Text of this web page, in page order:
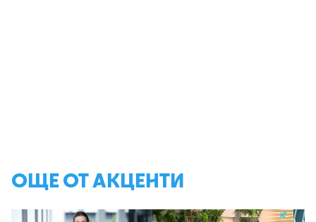
ОЩЕ ОТ АКЦЕНТИ